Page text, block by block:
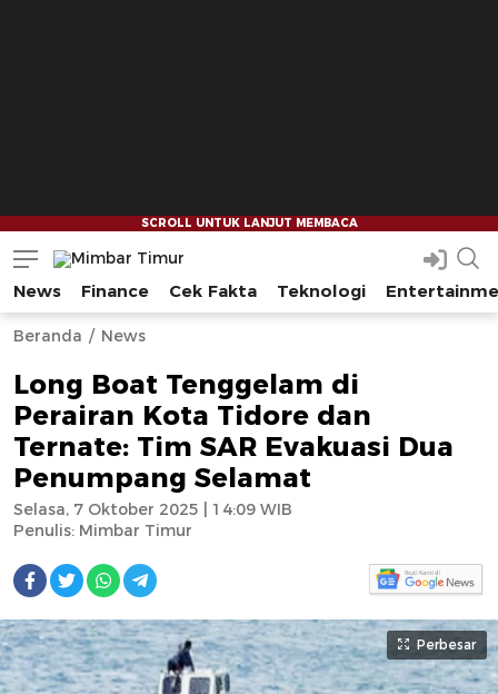
Mimbar Timur
Media Berjaringan Indonesia Timur
News Finance Cek Fakta Teknologi
Beranda News
Long Boat Tenggelam di
Perairan Kota Tidore dan
Ternate: Tim SAR Evakuasi Dua
Penumpang Selamat
Penulis: Mimbar Timur
Selasa, 7 Oktober 2025 | 14:09 WIB
Perbesar
--
--